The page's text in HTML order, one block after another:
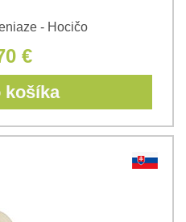
- Hocičo
€